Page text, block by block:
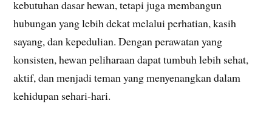
kebutuhan dasar hewan, tetapi juga membangun
hubungan yang lebih dekat melalui perhatian, kasih
sayang, dan kepedulian. Dengan perawatan yang
konsisten, hewan peliharaan dapat tumbuh lebih sehat,
aktif, dan menjadi teman yang menyenangkan dalam
kehidupan sehari-hari.